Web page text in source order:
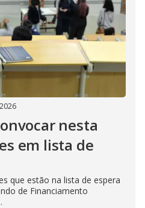
nesta
em lista de
que estão na lista de espera
de Financiamento